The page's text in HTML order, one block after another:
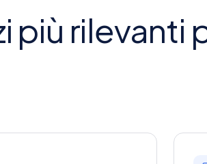
più rilevanti